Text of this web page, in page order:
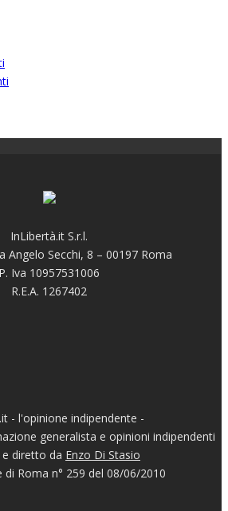
InLibertà.it S.r.l.
Angelo Secchi, 8 – 00197 Roma
P. Iva 10957531006
R.E.A. 1267402
- l'opinione indipendente -
generalista e opinioni indipendenti
diretto da Enzo Di Stasio
di Roma n° 259 del 08/06/2010